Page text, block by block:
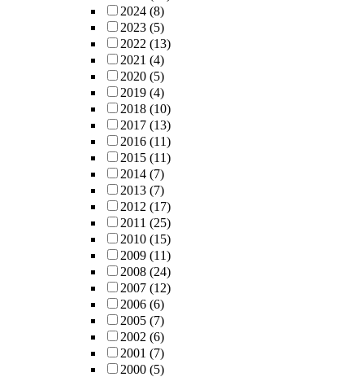
2024 (8)
2023 (5)
2022 (13)
2021 (4)
2020 (5)
2019 (4)
2018 (10)
2017 (13)
2016 (11)
2015 (11)
2014 (7)
2013 (7)
2012 (17)
2011 (25)
2010 (15)
2009 (11)
2008 (24)
2007 (12)
2006 (6)
2005 (7)
2002 (6)
2001 (7)
2000 (5)